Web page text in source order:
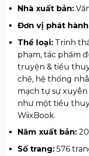
Nhà xuất bản:
Đơn vị phát
Thể loại:Trinh
phạm, tác phẩm
truyện & tiểu
chẽ, hệ thống
mạch tự sự
như một tiểu
WiixBook.
Năm xuất bản:
Số trang:576